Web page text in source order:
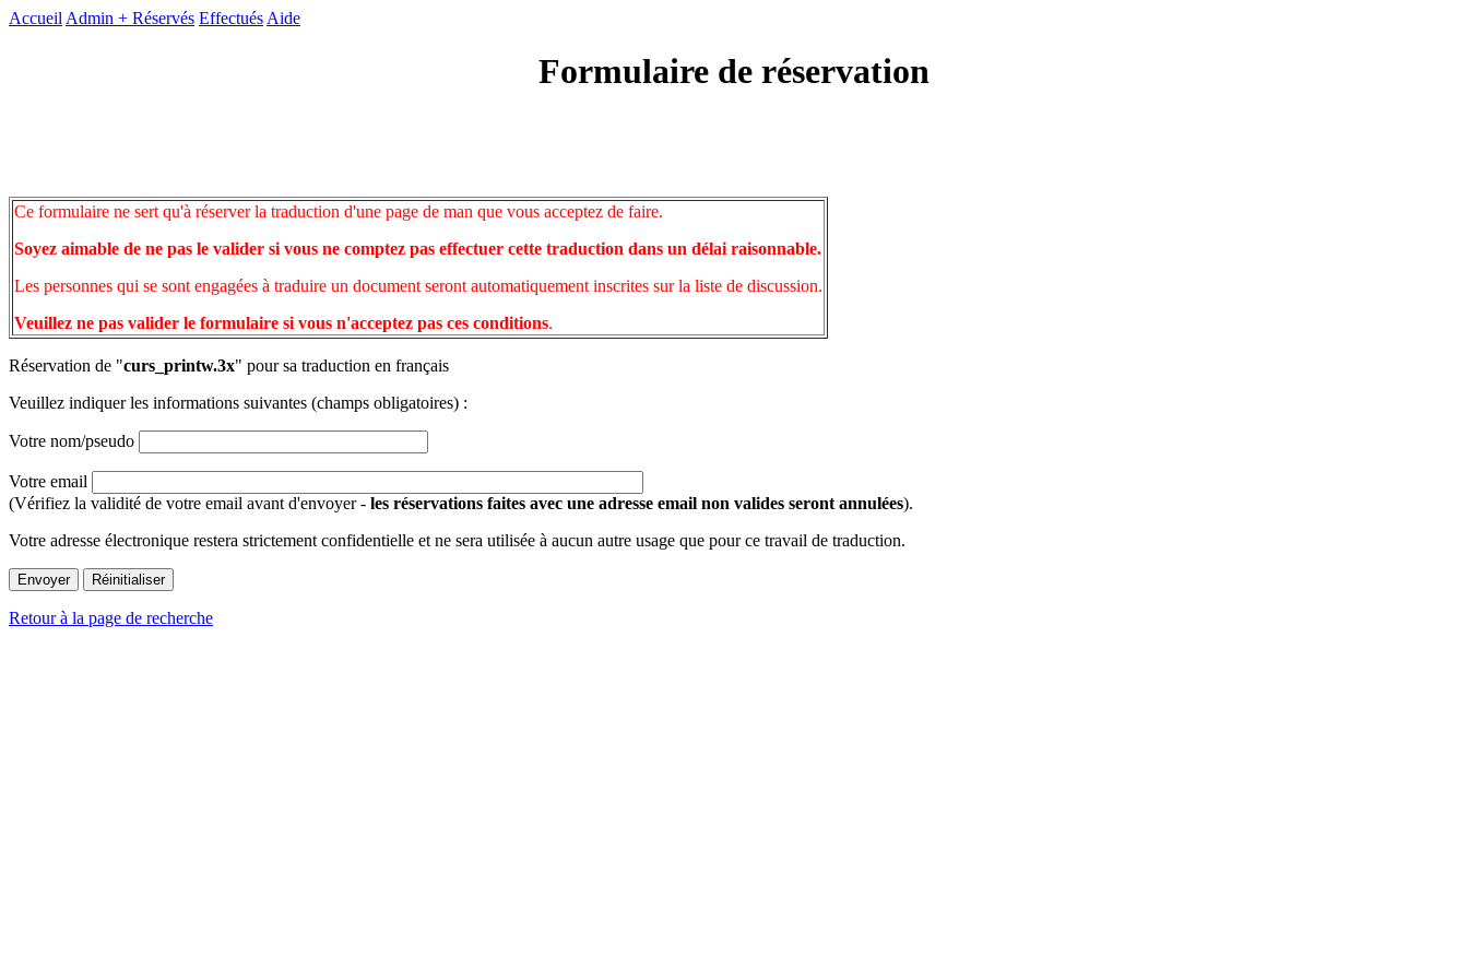
Accueil Admin + Réservés Effectués Aide
Formulaire de réservation
Ce formulaire ne sert qu'à réserver la traduction d'une page de man que vous acceptez de faire.
Soyez aimable de ne pas le valider si vous ne comptez pas effectuer cette traduction dans un délai raisonnable.
Les personnes qui se sont engagées à traduire un document seront automatiquement inscrites sur la liste de discussion.
Veuillez ne pas valider le formulaire si vous n'acceptez pas ces conditions.
Réservation de "curs_printw.3x" pour sa traduction en français
Veuillez indiquer les informations suivantes (champs obligatoires) :
Votre nom/pseudo
Votre email
(Vérifiez la validité de votre email avant d'envoyer - les réservations faites avec une adresse email non valides seront annulées).
Votre adresse électronique restera strictement confidentielle et ne sera utilisée à aucun autre usage que pour ce travail de traduction.
Retour à la page de recherche